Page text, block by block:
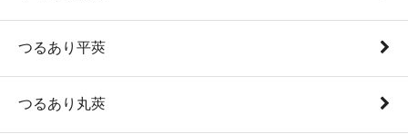
つるあり平莢
つるあり丸莢